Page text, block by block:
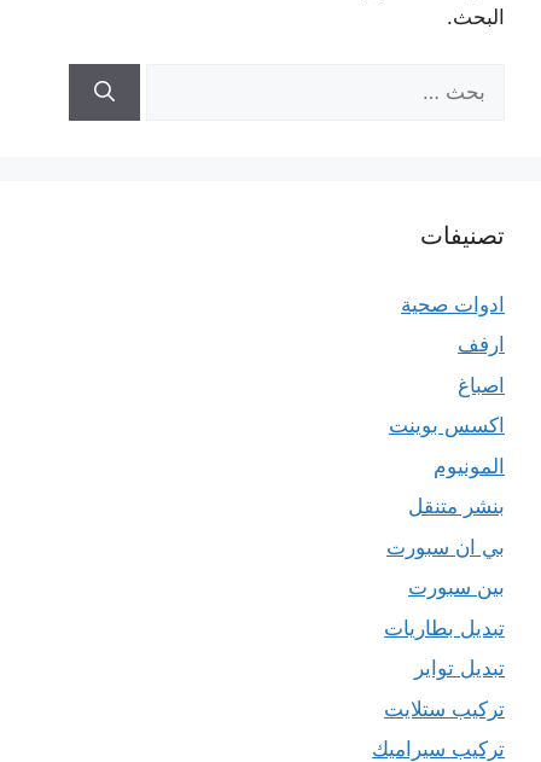
البحث.
عن:
تصنيفات
ادوات صحية
ارفف
اصباغ
اكسس بوينت
المونيوم
بنشر متنقل
بي ان سبورت
بين سبورت
تبديل بطاريات
تبديل تواير
تركيب ستلايت
تركيب سيراميك